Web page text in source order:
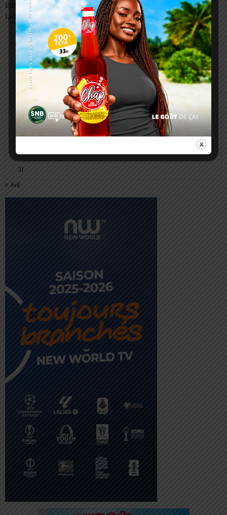
ESSAL 2026 : les admissibles convoqués pour la visite médicale à
Lomé
août 2026
M M J V S D
1 2
5
10 11 12 13 14 15 16
17 18 19 21 22 23
30
31
« Juil